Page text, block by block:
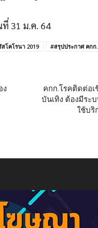
31 ม.ค. 64
โคโรนา 2019 #สรุปประกาศ คกก
ง
คกก.โรคติดต่อ
บันเทิง ต้องมีระ
ใช้บริ